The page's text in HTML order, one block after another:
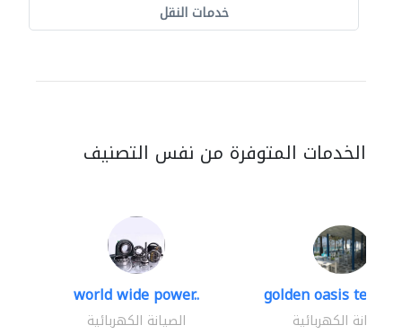
خدمات النقل
الخدمات المتوفرة من نفس التصنيف
world wide power..
الصيانة الكهربائية
golden oasis
الصيانة الكهربائية